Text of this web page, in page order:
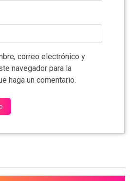
correo electrónico y
navegador para la
haga un comentario.